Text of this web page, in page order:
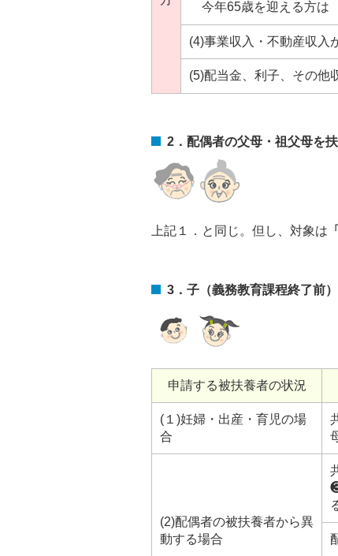
今年65歳を迎える方は
(4)事業収入・不動産収入
(5)配当金、利子、その他
2．配偶者の父母・祖父母を
上記１．と同じ。但し、対象は
3．子（義務教育課程終了前
申請する被扶養者の状況
(１)妊婦・出産・育児の場
合
(2)配偶者の被扶養者から異
動する場合